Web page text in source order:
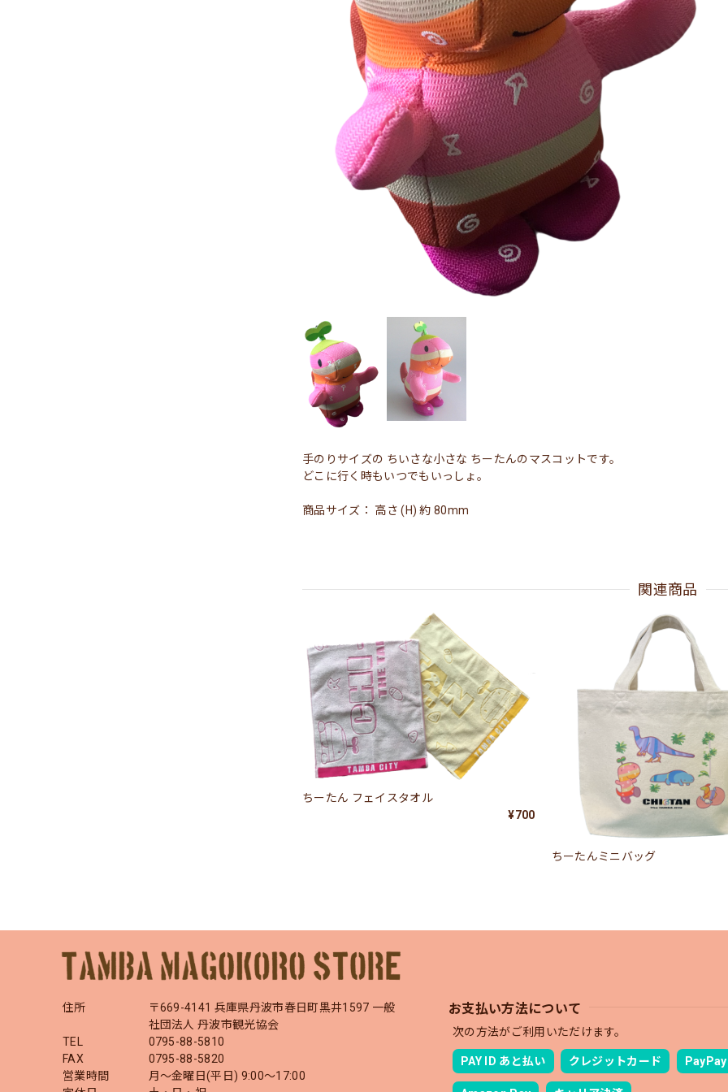
手のりサイズの ちいさな小さな ちーたんのマスコットです。
どこに行く時もいつでもいっしょ。
商品サイズ： 高さ (H) 約 80mm
関連商品
ちーたん フェイスタオル
¥700
ちーたんミニバッグ
住所
〒669-4141 兵庫県丹波市春日町黒井1597 一般
社団法人 丹波市観光協会
TEL
0795-88-5810
FAX
0795-88-5820
営業時間
月～金曜日(平日) 9:00～17:00
お支払い方法について
次の方法がご利用いただけます。
PAY ID あと払い クレジットカード PayPay